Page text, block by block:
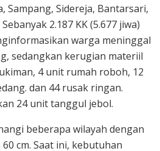
Sampang, Sidereja, Bantarsari,
2.187 KK (5.677 jiwa)
warga meninggal
sedangkan kerugian materiil
4 unit rumah roboh, 12
dan 44 rusak ringan.
24 unit tanggul jebol.
beberapa wilayah dengan
cm. Saat ini, kebutuhan